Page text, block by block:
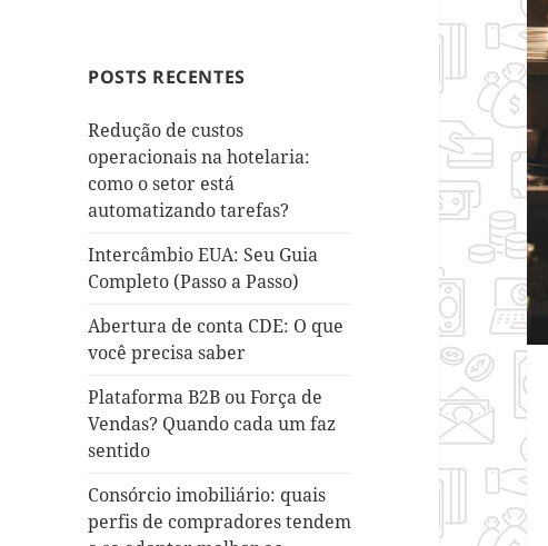
POSTS RECENTES
Redução de custos
operacionais na hotelaria:
como o setor está
automatizando tarefas?
Intercâmbio EUA: Seu Guia
Completo (Passo a Passo)
Abertura de conta CDE: O que
você precisa saber
Plataforma B2B ou Força de
Vendas? Quando cada um faz
sentido
Consórcio imobiliário: quais
perfis de compradores tendem